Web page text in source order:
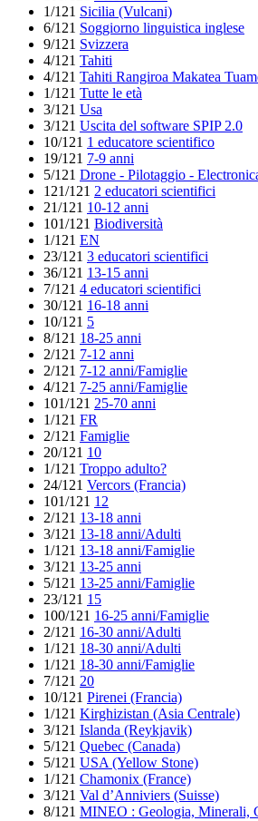
1/121 Sicilia (Vulcani)
6/121 Soggiorno linguistica inglese
9/121 Svizzera
4/121 Tahiti
4/121 Tahiti Rangiroa Makatea
1/121 Tutte le età
3/121 Usa
3/121 Uscita del software SPIP 2.0
10/121 1 educatore scientifico
19/121 7-9 anni
5/121 Drone - Pilotaggio -
121/121 2 educatori scientifici
21/121 10-12 anni
101/121 Biodiversità
1/121 EN
23/121 3 educatori scientifici
36/121 13-15 anni
7/121 4 educatori scientifici
30/121 16-18 anni
10/121 5
8/121 18-25 anni
2/121 7-12 anni
2/121 7-12 anni/Famiglie
4/121 7-25 anni/Famiglie
101/121 25-70 anni
1/121 FR
2/121 Famiglie
20/121 10
1/121 Troppo adulto?
24/121 Vercors (Francia)
101/121 12
2/121 13-18 anni
3/121 13-18 anni/Adulti
1/121 13-18 anni/Famiglie
3/121 13-25 anni
5/121 13-25 anni/Famiglie
23/121 15
100/121 16-25 anni/Famiglie
2/121 16-30 anni/Adulti
1/121 18-30 anni/Adulti
1/121 18-30 anni/Famiglie
7/121 20
10/121 Pirenei (Francia)
1/121 Kirghizistan (Asia Centrale)
3/121 Islanda (Reykjavik)
5/121 Quebec (Canada)
5/121 USA (Yellow Stone)
1/121 Chamonix (France)
3/121 Val d’Anniviers (Suisse)
8/121 MINEO : Geologia, Minerali,